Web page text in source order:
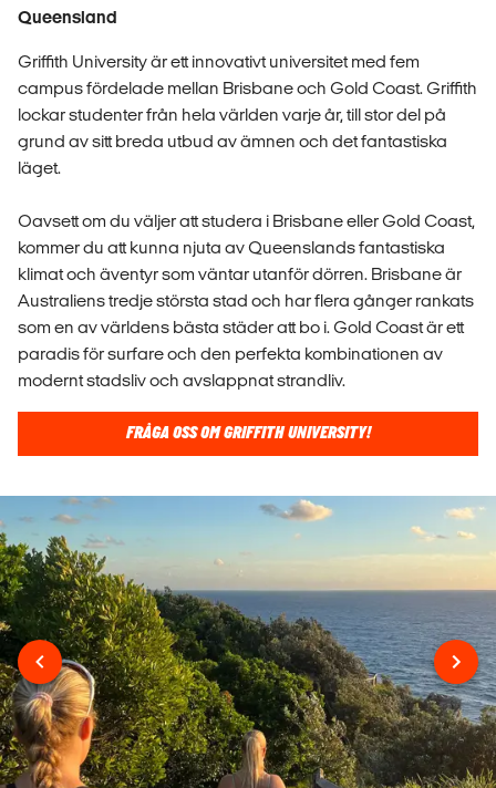
Queensland
Griffith University är ett innovativt universitet med fem
campus fördelade mellan Brisbane och Gold Coast. Griffith
lockar studenter från hela världen varje år, till stor del på
grund av sitt breda utbud av ämnen och det fantastiska
läget.
Oavsett om du väljer att studera i Brisbane eller Gold Coast,
kommer du att kunna njuta av Queenslands fantastiska
klimat och äventyr som väntar utanför dörren. Brisbane är
Australiens tredje största stad och har flera gånger rankats
som en av världens bästa städer att bo i. Gold Coast är ett
paradis för surfare och den perfekta kombinationen av
modernt stadsliv och avslappnat strandliv.
FRÅGA OSS OM GRIFFITH UNIVERSITY!